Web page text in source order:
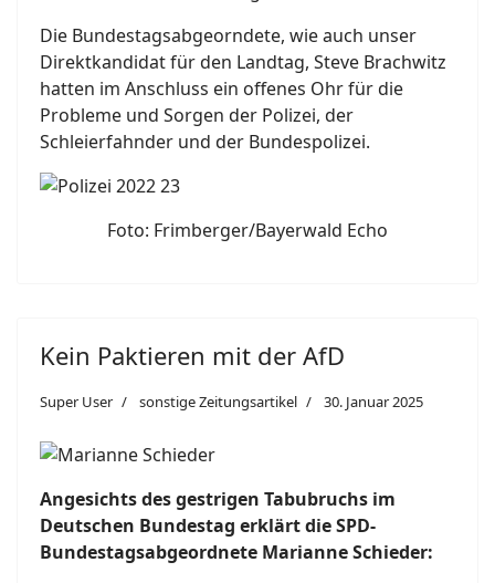
Die Bundestagsabgeorndete, wie auch unser
Direktkandidat für den Landtag, Steve Brachwitz
hatten im Anschluss ein offenes Ohr für die
Probleme und Sorgen der Polizei, der
Schleierfahnder und der Bundespolizei.
Foto: Frimberger/Bayerwald Echo
Kein Paktieren mit der AfD
Super User sonstige Zeitungsartikel 30. Januar 2025
Angesichts des gestrigen Tabubruchs im
Deutschen Bundestag erklärt die SPD-
Bundestagsabgeordnete Marianne Schieder: